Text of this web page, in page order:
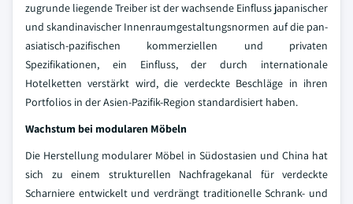
zugrunde liegende Treiber ist der wachsende Einfluss japanischer
und skandinavischer Innenraumgestaltungsnormen auf die pan-
asiatisch-pazifischen kommerziellen und privaten
Spezifikationen, ein Einfluss, der durch internationale
Hotelketten verstärkt wird, die verdeckte Beschläge in ihren
Portfolios in der Asien-Pazifik-Region standardisiert haben.
Wachstum bei modularen Möbeln
Die Herstellung modularer Möbel in Südostasien und China hat
sich zu einem strukturellen Nachfragekanal für verdeckte
Scharniere entwickelt und verdrängt traditionelle Schrank- und